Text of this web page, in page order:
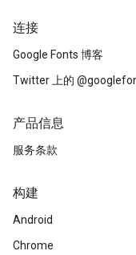
连接
Google Fonts 博客
Twitter 上的
产品信息
服务条款
构建
Android
Chrome